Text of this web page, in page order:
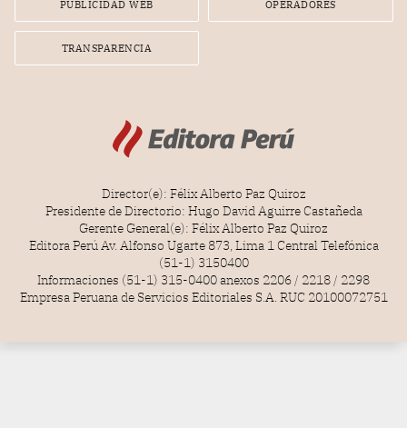
PUBLICIDAD WEB OPERADORES
TRANSPARENCIA
Director(e): Félix Alberto Paz Quiroz
Presidente de Directorio: Hugo David Aguirre Castañeda
Gerente General(e): Félix Alberto Paz Quiroz
Editora Perú Av. Alfonso Ugarte 873, Lima 1 Central Telefónica
(51-1) 3150400
Informaciones (51-1) 315-0400 anexos 2206 / 2218 / 2298
Empresa Peruana de Servicios Editoriales S.A. RUC 20100072751